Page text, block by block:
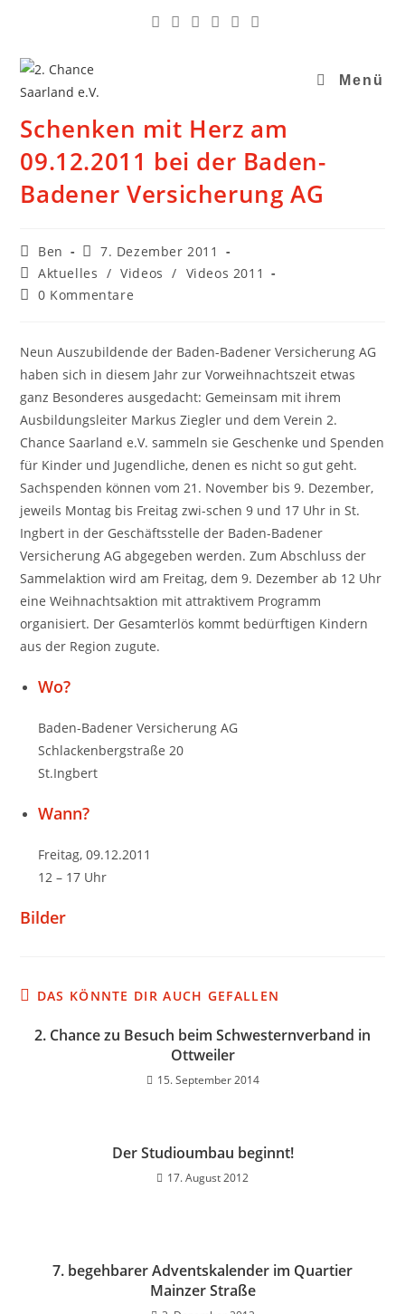
Menü
Schenken mit Herz am
09.12.2011 bei der Baden-
Badener Versicherung AG
Ben
7. Dezember 2011
Aktuelles / Videos / Videos 2011
0 Kommentare
Neun Auszubildende der Baden-Badener Versicherung AG
haben sich in diesem Jahr zur Vorweihnachtszeit etwas
ganz Besonderes ausgedacht: Gemeinsam mit ihrem
Ausbildungsleiter Markus Ziegler und dem Verein 2.
Chance Saarland e.V. sammeln sie Geschenke und Spenden
für Kinder und Jugendliche, denen es nicht so gut geht.
Sachspenden können vom 21. November bis 9. Dezember,
jeweils Montag bis Freitag zwi-schen 9 und 17 Uhr in St.
Ingbert in der Geschäftsstelle der Baden-Badener
Versicherung AG abgegeben werden. Zum Abschluss der
Sammelaktion wird am Freitag, dem 9. Dezember ab 12 Uhr
eine Weihnachtsaktion mit attraktivem Programm
organisiert. Der Gesamterlös kommt bedürftigen Kindern
aus der Region zugute.
Wo?
Baden-Badener Versicherung AG
Schlackenbergstraße 20
St.Ingbert
Wann?
Freitag, 09.12.2011
12 – 17 Uhr
Bilder
DAS KÖNNTE DIR AUCH GEFALLEN
2. Chance zu Besuch beim Schwesternverband in
Ottweiler
15. September 2014
Der Studioumbau beginnt!
17. August 2012
7. begehbarer Adventskalender im Quartier
Mainzer Straße